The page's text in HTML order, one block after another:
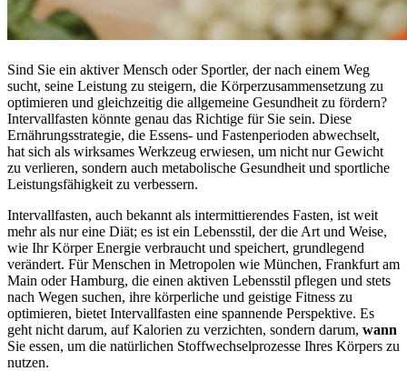
Sind Sie ein aktiver Mensch oder Sportler, der nach einem Weg
sucht, seine Leistung zu steigern, die Körperzusammensetzung zu
optimieren und gleichzeitig die allgemeine Gesundheit zu fördern?
Intervallfasten könnte genau das Richtige für Sie sein. Diese
Ernährungsstrategie, die Essens- und Fastenperioden abwechselt,
hat sich als wirksames Werkzeug erwiesen, um nicht nur Gewicht
zu verlieren, sondern auch metabolische Gesundheit und sportliche
Leistungsfähigkeit zu verbessern.
Intervallfasten, auch bekannt als intermittierendes Fasten, ist weit
mehr als nur eine Diät; es ist ein Lebensstil, der die Art und Weise,
wie Ihr Körper Energie verbraucht und speichert, grundlegend
verändert. Für Menschen in Metropolen wie München, Frankfurt am
Main oder Hamburg, die einen aktiven Lebensstil pflegen und stets
nach Wegen suchen, ihre körperliche und geistige Fitness zu
optimieren, bietet Intervallfasten eine spannende Perspektive. Es
geht nicht darum, auf Kalorien zu verzichten, sondern darum, wann
Sie essen, um die natürlichen Stoffwechselprozesse Ihres Körpers zu
nutzen.